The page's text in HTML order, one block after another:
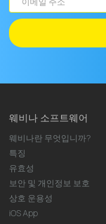
메
일
주
웨비나 소프트웨어
웨비나란 무엇입니까?
특징
유효성
보안 및 개인정보 보호
상호 운용성
iOS App